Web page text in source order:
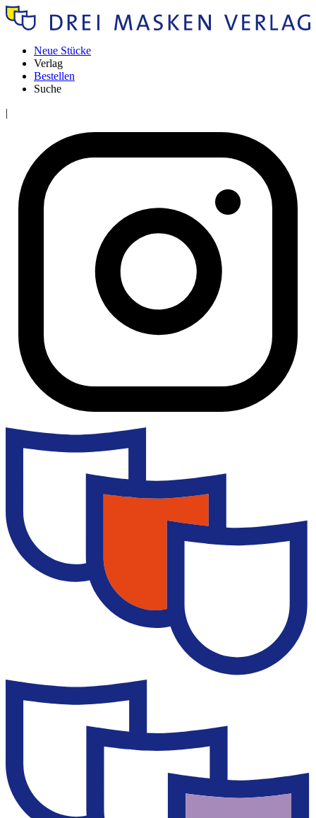
Neue Stücke
Verlag
Bestellen
Suche
|